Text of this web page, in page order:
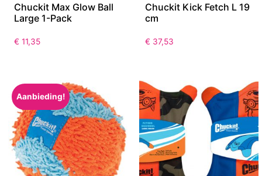
Chuckit Max Glow Ball
Large 1-Pack
€ 11,35
Chuckit Kick Fetch L 19
cm
€ 37,53
Aanbieding!